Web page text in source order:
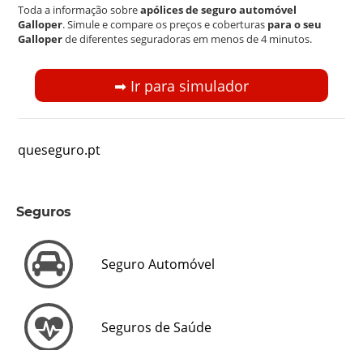
Toda a informação sobreapólices de seguro automóvel
Galloper. Simule e compare os preços e coberturas para o seu
Galloperde diferentes seguradoras em menos de 4 minutos.
➡︎ Ir para simulador
queseguro.pt
Seguros
Seguro Automóvel
Seguros de Saúde